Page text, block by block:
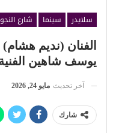
سلايدر سينما
شارع
الفنان (نديم
يوسف شاهين
آخر تحديث مايو 24, 2026
شارك